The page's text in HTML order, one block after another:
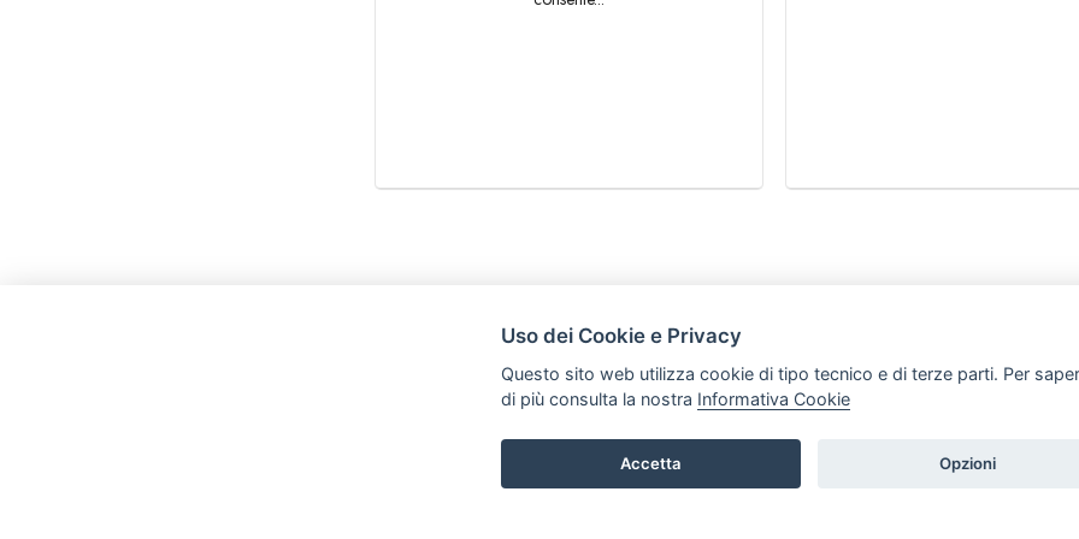
Tel. +39 0296846010 / +39 3472680371 Email: info@legalaiditalia.it P.iva: 03339470605
ARTICOLI
Uso dei Cookie e Privacy
Questo sito web utilizza cookie di tipo tecnico e di terze parti. Per
di più consulta la nostra Informativa Cookie
Accetta Opzioni